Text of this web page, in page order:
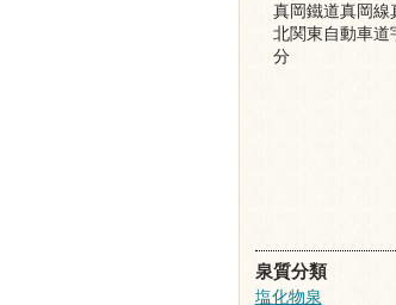
真岡鐵道真岡線
北関東自動車道
分
泉質分類
塩化物泉